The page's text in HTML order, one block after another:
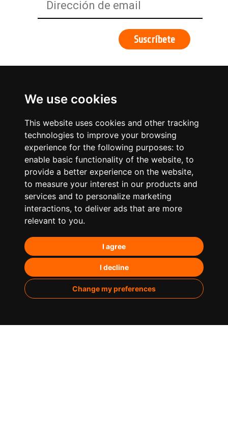
We use cookies
This website uses cookies and other tracking
technologies to improve your browsing
experience for the following purposes: to
enable basic functionality of the website, to
provide a better experience on the website,
to measure your interest in our products and
services and to personalize marketing
interactions, to deliver ads that are more
relevant to you.
I agree
I decline
Change my preferences
¿Qué hacemos?
Posicionamiento en IA’s
Paid Media
Marketing de contenidos
Analítica